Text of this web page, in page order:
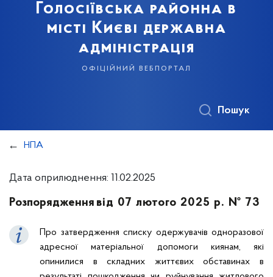
Голосіївська районна в
місті Києві державна
адміністрація
офіційний вебпортал
Пошук
НПА
Дата оприлюднення: 11.02.2025
Розпорядження від 07 лютого 2025 р. № 73
Про затвердження списку одержувачів одноразової
адресної матеріальної допомоги киянам, які
опинилися в складних життєвих обставинах в